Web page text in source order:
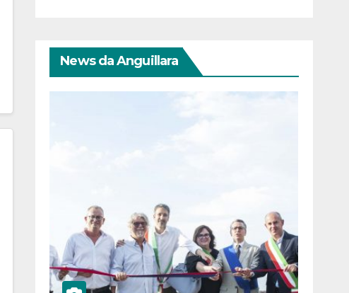
News da Anguillara